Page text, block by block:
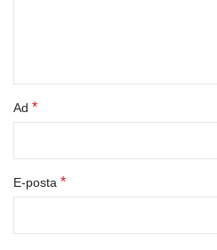
Ad *
E-posta *